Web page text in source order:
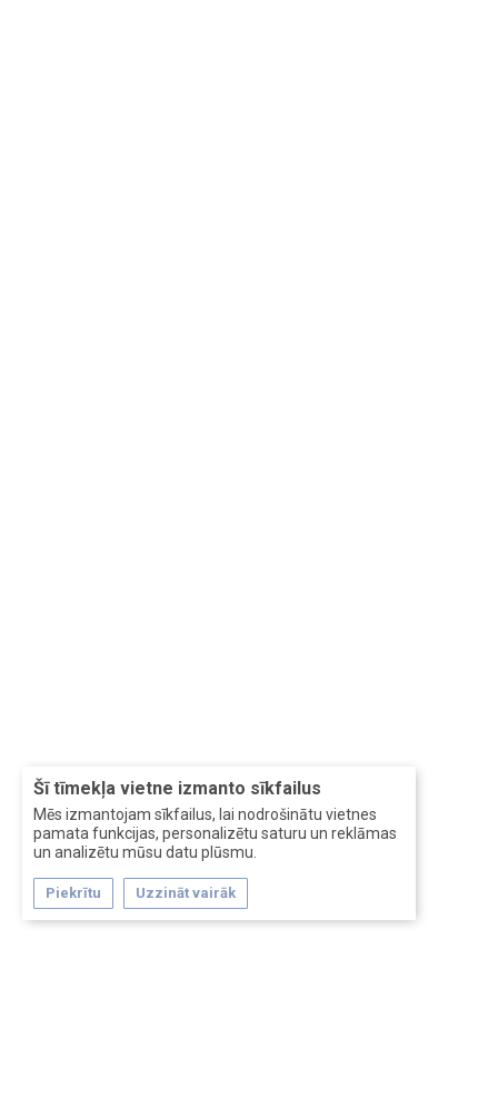
Šī tīmekļa vietne izmanto sīkfailus
Mēs izmantojam sīkfailus, lai nodrošinātu vietnes
pamata funkcijas, personalizētu saturu un reklāmas
un analizētu mūsu datu plūsmu.
Piekrītu Uzzināt vairāk